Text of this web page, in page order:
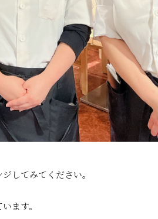
してみてください。
ます。